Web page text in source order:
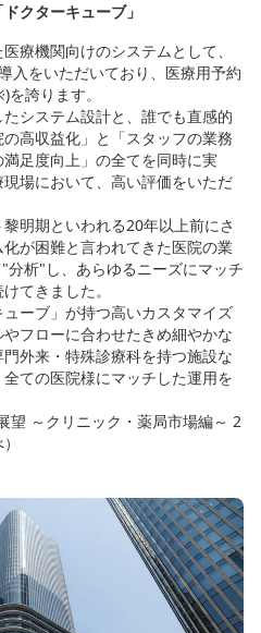
クターキューブ」
療機関向けのシステムとして、
入をいただいており、医療用予約
誇ります。
システム設計と、誰でも直感的
高収益化」と「スタッフの業務
足度向上」の全てを同時に実
場において、高い評価をいただ
明期といわれる20年以上前にさ
が困難と言われてきた医院の業
析"し、あらゆるニーズにマッチ
てきました。
ーブ」が持つ高いカスタマイズ
フローに合わせたきめ細やかな
外来・特殊診療科を持つ施設な
ての医院様にマッチした運用を
望 ～クリニック・薬局市場編～ 2